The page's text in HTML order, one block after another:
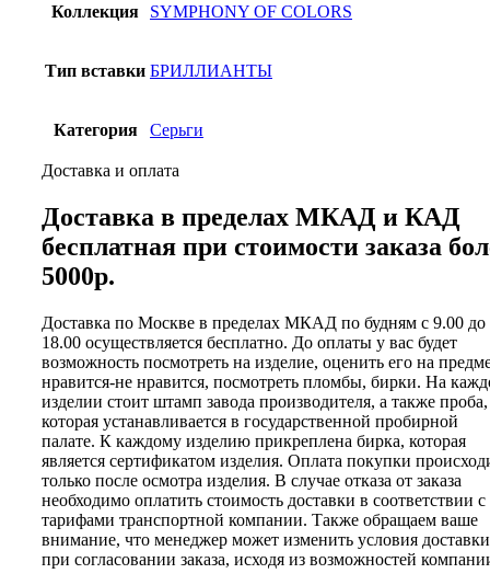
Коллекция SYMPHONY OF COLORS
Тип вставки БРИЛЛИАНТЫ
Категория Серьги
Доставка и оплата
Доставка в пределах МКАД и КАД
бесплатная при стоимости заказа
5000р.
Доставка по Москве в пределах МКАД по будням с 9.00 до
18.00 осуществляется бесплатно. До оплаты у вас будет
возможность посмотреть на изделие, оценить его на
нравится-не нравится, посмотреть пломбы, бирки. На
изделии стоит штамп завода производителя, а также проба,
которая устанавливается в государственной пробирной
палате. К каждому изделию прикреплена бирка, которая
является сертификатом изделия. Оплата покупки
только после осмотра изделия. В случае отказа от заказа
необходимо оплатить стоимость доставки в соответствии с
тарифами транспортной компании. Также обращаем ваше
внимание, что менеджер может изменить условия доставки
при согласовании заказа, исходя из возможностей